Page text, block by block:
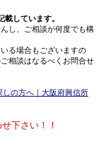
しています。
し、ご相談が何度でも構
る場合もございますの
相談はなるべくお問合せ
の方へ｜大阪府興信所
下さい！！